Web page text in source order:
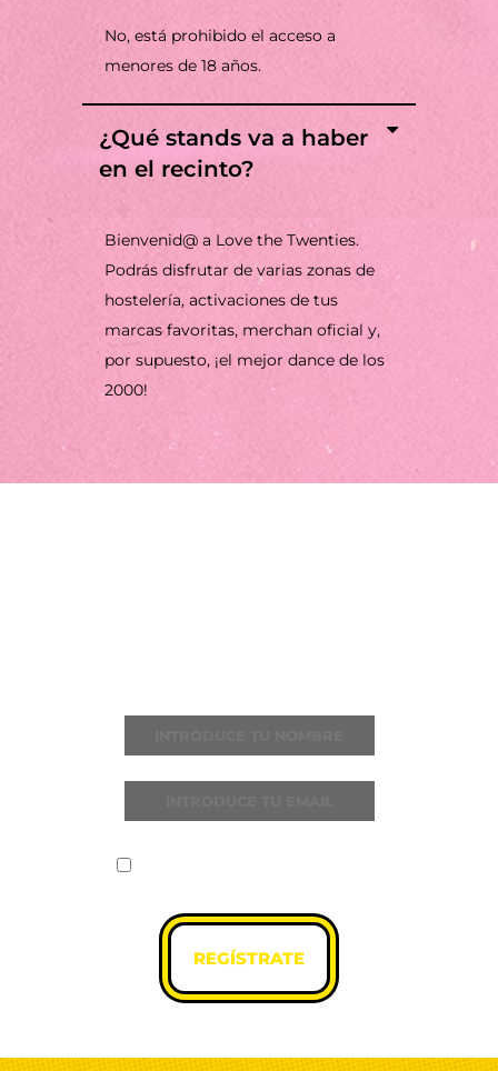
No, está prohibido el acceso a
menores de 18 años.
¿Qué stands va a haber
en el recinto?
Bienvenid@ a Love the Twenties.
Podrás disfrutar de varias zonas de
hostelería, activaciones de tus
marcas favoritas, merchan oficial y,
por supuesto, ¡el mejor dance de los
2000!